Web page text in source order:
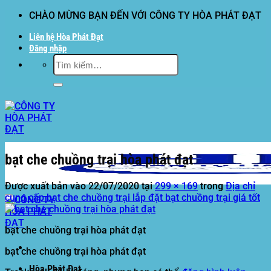
dung
CHÀO MỪNG BẠN ĐẾN VỚI CÔNG TY HÒA PHÁT ĐẠT
Liên hệ Hòa Phát Đạt
Đăng nhập
Tìm
kiếm:
bạt che chuồng trại hòa phát đạt
Được xuất bản vào22/07/2020tại299 × 169trongĐịa chỉ
cung cấp bạt che chuồng trại lắp đặt bạt chuồng trại giá tốt
bạt che chuồng trại hòa phát đạt
bạt che chuồng trại hòa phát đạt